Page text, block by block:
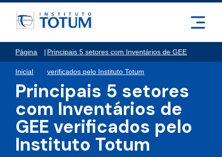
Página
Inicial
| Principais 5 setores com Inventários de GEE
verificados pelo Instituto Totum
Principais 5 setores
com Inventários de
GEE verificados pelo
Instituto Totum